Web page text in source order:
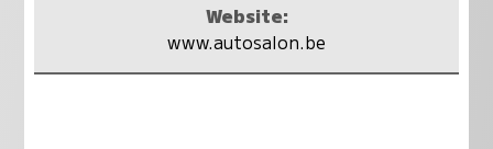
Website:
www.autosalon.be